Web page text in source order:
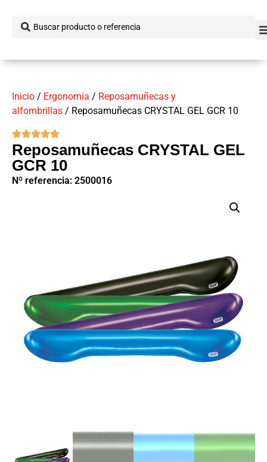
Inicio / Ergonomía / Reposamuñecas y
alfombrillas / Reposamuñecas CRYSTAL GEL GCR 10
Reposamuñecas CRYSTAL GEL
GCR 10
Nº referencia: 2500016